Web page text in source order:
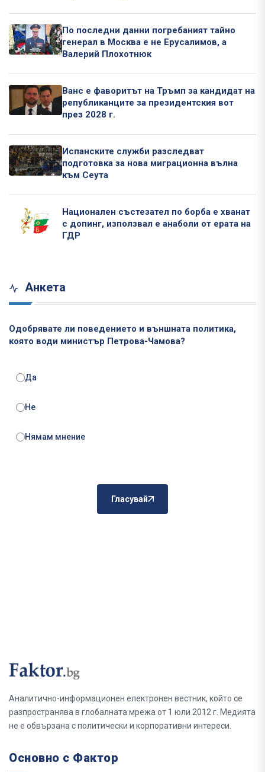
По последни данни погребаният тайно
генерал в Москва е не Ерусалимов, а
Валерий Плохотнюк
Ванс е фаворитът на Тръмп за кандидат на
републиканците за президентския вот
през 2028 г.
Испанските служби разследват
подготовка за нова миграционна вълна
към Сеута
Национален състезател по борба е хванат
с допинг, използвал е анаболи от ерата на
ГДР
Анкета
Одобрявате ли поведението и външната политика,
която води министър Петрова-Чамова?
Да
Не
Нямам мнение
Гласувай
Аналитично-информационен електронен вестник, който се
разпространява в глобалната мрежа от 1 юли 2012 г. Медията
не е обвързана с политически и корпоративни интереси.
Основно с Фактор